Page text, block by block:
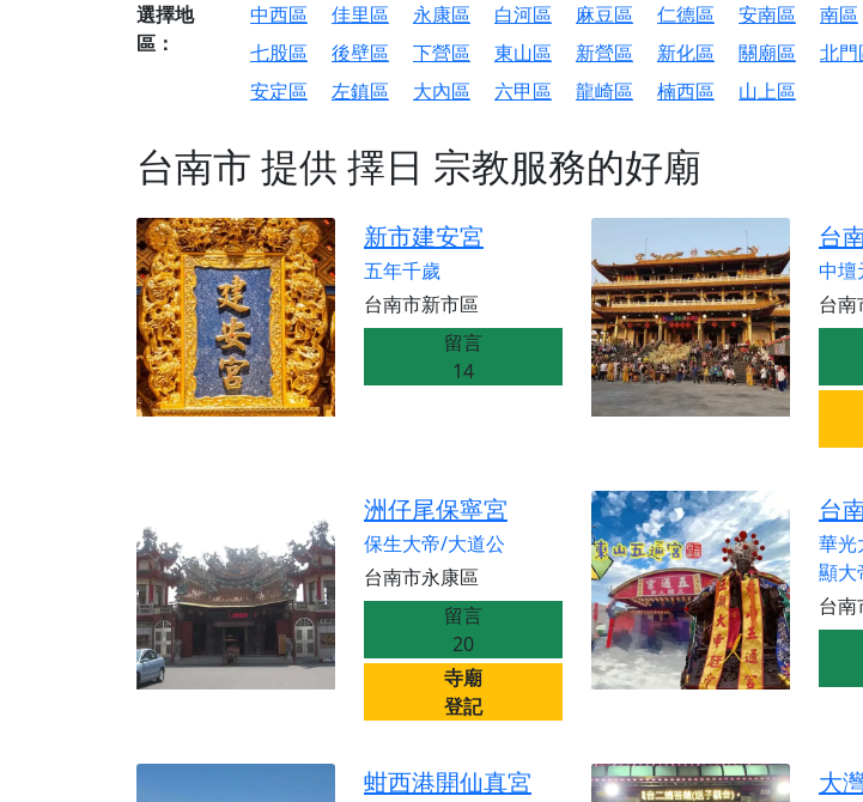
【桃園慈善宮(天公廟)】中元普渡交給專業的來，省時省
是「超級加倍」！
【台北北投 福慶宮】慶讚中元普渡法會，誠摯邀請十方善
【桃園龜山 慈恩宮】丙午年慶讚中元普渡法會，正是讓我
【新北八里 紫德宮】丙午年中元普渡讚普超薦法會，普施
【台北北投金虎爺會】父親節陪爸爸一起闖關趣，邀請大
【新北八里 紫德宮】父親節奉茶感恩活動，一杯茶，一份
【桃園新屋 深圳玄天宮】農曆七月擴大犒軍科儀，吉祥月
【桃園新屋 深圳玄天宮】七娘媽聖誕祝壽慶典，誠摯邀
【桃園慈善宮(天公廟)】虎爺元帥 開光大典，祈求虎爺神
歡迎友廟長官、小編加入我們LINE官方帳號，讓我們協助
選擇地
區：
中西區 佳里區 永康區 白河區 麻豆區 仁德區 安南區 南區
七股區
後壁區 下營區 東山區 新營區 新化區 關廟區 北門
安定區
左鎮區 大內區 六甲區 龍崎區 楠西區 山上區
台南市 提供 擇日 宗教服務的好廟
新市建安宮
五年千歲
台南市新市區
留言
14
台
中壇
台南
洲仔尾保寧宮
保生大帝/大道公
台南市永康區
留言
20
寺廟
登記
台
華光
顯大
台南
蚶西港開仙真宮 大